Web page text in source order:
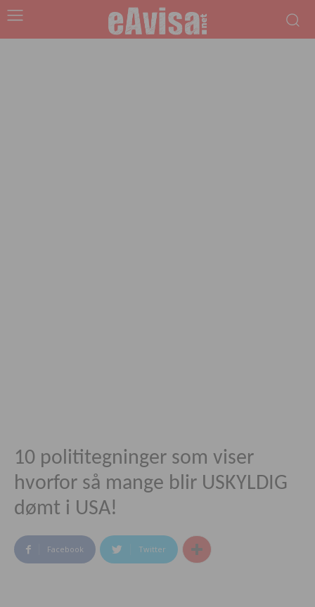
10 polititegninger som viser
hvorfor så mange blir USKYLDIG
dømt i USA!
Facebook Twitter